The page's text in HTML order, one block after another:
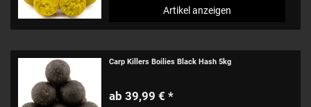
Artikel anzeigen
Carp Killers Boilies Black Hash 5kg
ab 39,99 € *